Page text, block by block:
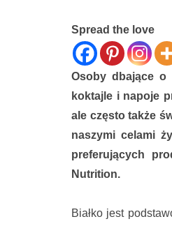
Spread the love
Osoby dbające o
koktajle i napoje
ale często także
naszymi celami
preferujących
Nutrition.
Białko jest